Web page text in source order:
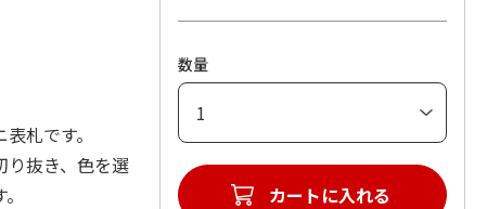
札です。
り抜き、色を選
数量
カートに入れる